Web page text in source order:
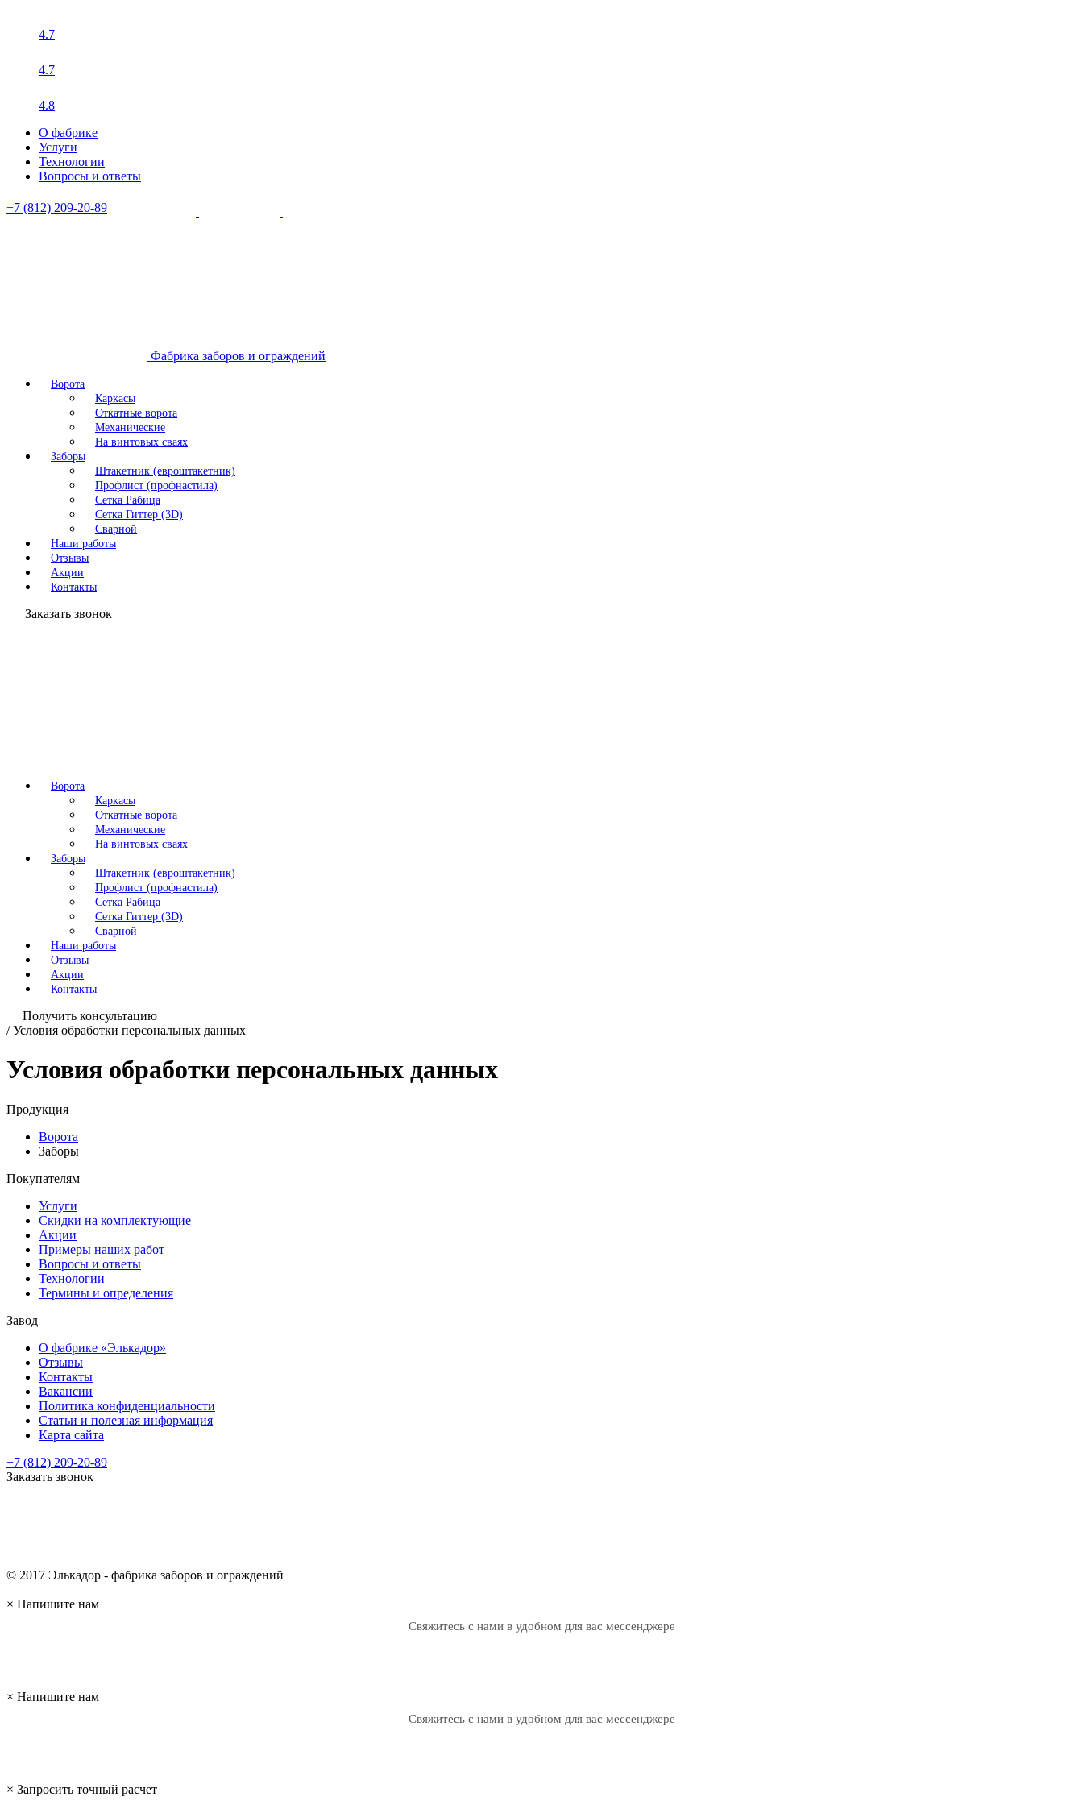
4.7
4.7
4.8
О фабрике
Услуги
Технологии
Вопросы и ответы
+7 (812) 209-20-89
Фабрика заборов и ограждений
Ворота
Каркасы
Откатные ворота
Механические
На винтовых сваях
Заборы
Штакетник (евроштакетник)
Профлист (профнастила)
Сетка Рабица
Сетка Гиттер (3D)
Сварной
Наши работы
Отзывы
Акции
Контакты
Заказать звонок
Ворота
Каркасы
Откатные ворота
Механические
На винтовых сваях
Заборы
Штакетник (евроштакетник)
Профлист (профнастила)
Сетка Рабица
Сетка Гиттер (3D)
Сварной
Наши работы
Отзывы
Акции
Контакты
Получить консультацию
/ Условия обработки персональных данных
Условия обработки персональных данных
Продукция
Ворота
Заборы
Покупателям
Услуги
Скидки на комплектующие
Акции
Примеры наших работ
Вопросы и ответы
Технологии
Термины и определения
Завод
О фабрике «Элькадор»
Отзывы
Контакты
Вакансии
Политика конфиденциальности
Статьи и полезная информация
Карта сайта
+7 (812) 209-20-89
Заказать звонок
© 2017 Элькадор - фабрика заборов и ограждений
× Напишите нам
Свяжитесь с нами в удобном для вас мессенджере
× Напишите нам
Свяжитесь с нами в удобном для вас мессенджере
× Запросить точный расчет